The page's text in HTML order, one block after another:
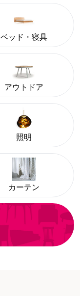
ベッド・寝具
アウトドア
照明
カーテン